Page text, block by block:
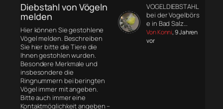
Diebstahl von Vögeln
melden
Hier können Sie gestohlene
Vögel melden. Beschreiben
Sie hier bitte die Tiere die
Ihnen gestohlen wurden.
Besondere Merkmale und
insbesondere die
Ringnummern bei beringten
Vögel immer mit angeben.
Bitte auch immer eine
Kontaktmöglichkeit angeben –
VOGELDIEBSTAHL
bei der Vogelbörs
e in Bad Salz…
Von Konni, 9 Jahren
vor